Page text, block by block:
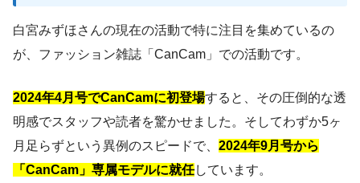
白宮みずほさんの現在の活動で特に注目を集めているの
が、ファッション雑誌「CanCam」での活動です。
2024年4月号でCanCamに初登場すると、その圧倒的な透
明感でスタッフや読者を驚かせました。そしてわずか5ヶ
月足らずという異例のスピードで、 2024年9月号から
「CanCam」専属モデルに就任しています。